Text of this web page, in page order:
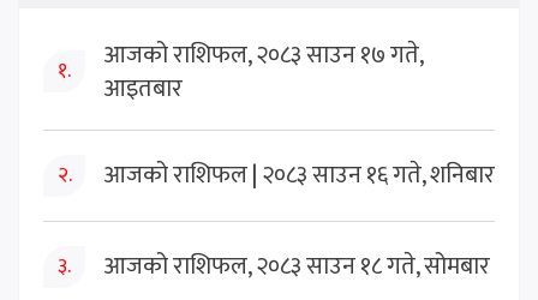
१.
आजको राशिफल, २०८३ साउन १७ गते,
आइतबार
२. आजको राशिफल | २०८३ साउन १६ गते, शनिबार
३. आजको राशिफल, २०८३ साउन १८ गते, सोमबार